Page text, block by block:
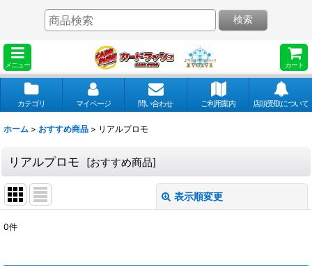
メニュー カート
検索
カテゴリ マイページ 問い合わせ ご利用案内 店頭受取について
ホーム > おすすめ商品 > リアルプロモ
リアルプロモ [おすすめ商品]
表示順変更
0件